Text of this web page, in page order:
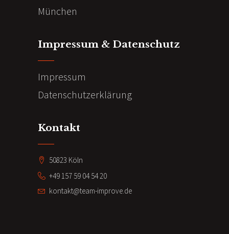
München
Impressum & Datenschutz
Impressum
Datenschutzerklärung
Kontakt
50823 Köln
+49 157 59 04 54 20
kontakt@team-improve.de